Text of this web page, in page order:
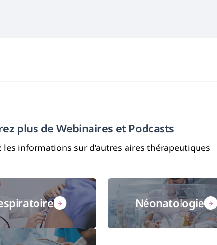
plus de Webinaires et Podcasts
les informations sur d’autres aires thérapeutiques
Néonatologie